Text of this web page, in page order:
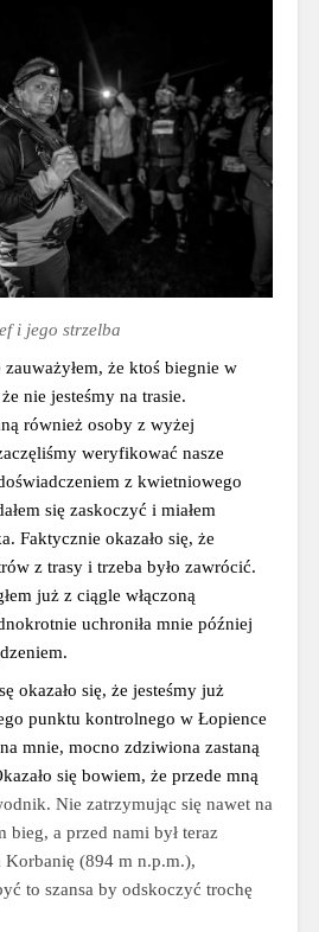
i jego strzelba
że ktoś biegnie w
nie jesteśmy na trasie.
również osoby z wyżej
weryfikować nasze
z kwietniowego
się zaskoczyć i miałem
Faktycznie okazało się, że
z trasy i trzeba było zawrócić.
już z ciągle włączoną
uchroniła mnie później
okazało się, że jesteśmy już
punktu kontrolnego w Łopience
mnie, mocno zdziwiona zastaną
się bowiem, że przede mną
Nie zatrzymując się nawet na
bieg, a przed nami był teraz
Korbanię (894 m n.p.m.),
to szansa by odskoczyć trochę